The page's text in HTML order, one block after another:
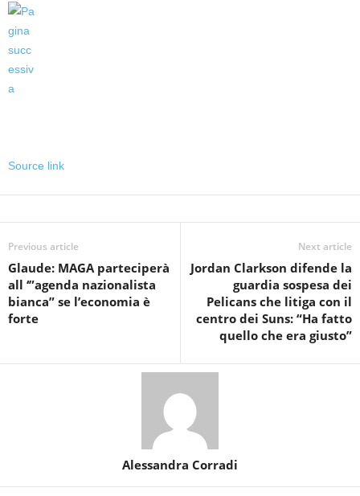
Source link
Previous article
Glaude: MAGA parteciperà
all ‘”agenda nazionalista
bianca” se l’economia è
forte
Next article
Jordan Clarkson difende la
guardia sospesa dei
Pelicans che litiga con il
centro dei Suns: “Ha fatto
quello che era giusto”
Alessandra Corradi